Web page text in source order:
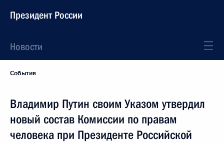
Президент России
Новости
События
Владимир Путин своим Указом утвердил
новый состав Комиссии по правам
человека при Президенте Российской